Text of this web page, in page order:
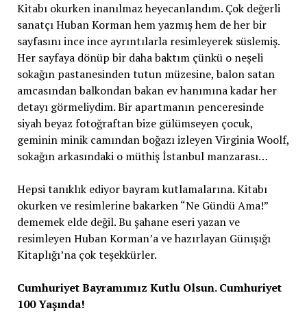
Kitabı okurken inanılmaz heyecanlandım. Çok değerli
sanatçı Huban Korman hem yazmış hem de her bir
sayfasını ince ince ayrıntılarla resimleyerek süslemiş.
Her sayfaya dönüp bir daha baktım çünkü o neşeli
sokağın pastanesinden tutun müzesine, balon satan
amcasından balkondan bakan ev hanımına kadar her
detayı görmeliydim. Bir apartmanın penceresinde
siyah beyaz fotoğraftan bize gülümseyen çocuk,
geminin minik camından boğazı izleyen Virginia Woolf,
sokağın arkasındaki o müthiş İstanbul manzarası…
Hepsi tanıklık ediyor bayram kutlamalarına. Kitabı
okurken ve resimlerine bakarken “Ne Gündü Ama!”
dememek elde değil. Bu şahane eseri yazan ve
resimleyen Huban Korman’a ve hazırlayan Günışığı
Kitaplığı’na çok teşekkürler.
Cumhuriyet Bayramımız Kutlu Olsun. Cumhuriyet
100 Yaşında!